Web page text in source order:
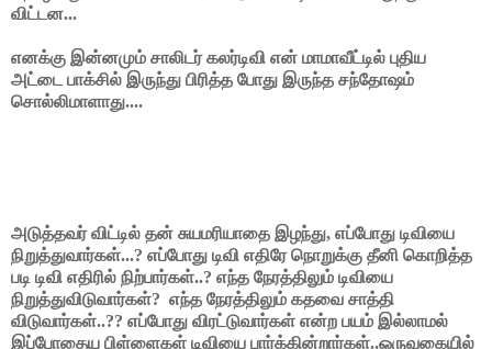
விட்டன...
எனக்கு இன்னமும் சாலிடர் கலர்டிவி என் மாமாவீட்டில் புதிய
அட்டை பாக்சில் இருந்து பிரித்த போது இருந்த சந்தோஷம்
சொல்லிமாளாது....
அடுத்தவர் விட்டில் தன் சுயமரியாதை இழந்து, எப்போது டிவியை
நிறுத்துவார்கள்...? எப்போது டிவி எதிரே நொறுக்கு தீனி கொறித்த
படி டிவி எதிரில் நிற்பார்கள்..? எந்த நேரத்திலும் டிவியை
நிறுத்துவிடுவார்கள்? எந்த நேரத்திலும் கதவை சாத்தி
விடுவார்கள்..?? எப்போது விரட்டுவார்கள் என்ற பயம் இல்லாமல்
இப்போதைய பிள்ளைகள் டிவியை பார்க்கின்றார்கள்..ஒருவகையில்